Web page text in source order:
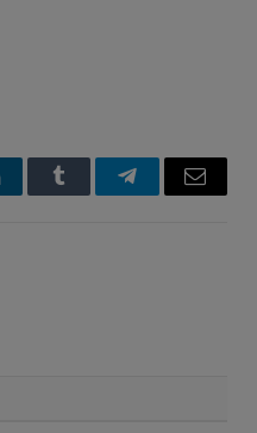
Tumblr TelegramEmail